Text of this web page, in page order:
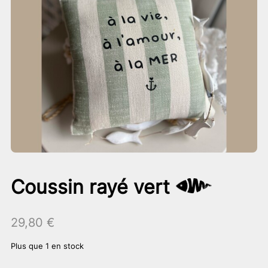
Coussin rayé vert
29,80 €
Plus que 1 en stock